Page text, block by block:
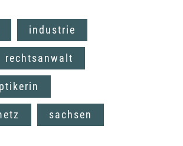
industrie
rechtsanwalt
sachsen